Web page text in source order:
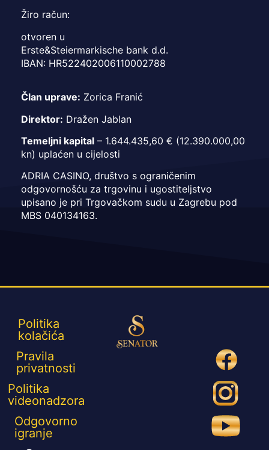
Žiro račun:
otvoren u
Erste&Steiermarkische bank d.d.
IBAN: HR522402006110002788
Član uprave: Zorica Franić
Direktor: Dražen Jablan
Temeljni kapital – 1.644.435,60 € (12.390.000,00
kn) uplaćen u cijelosti
ADRIA CASINO, društvo s ograničenim
odgovornošću za trgovinu i ugostiteljstvo
upisano je pri Trgovačkom sudu u Zagrebu pod
MBS 040134163.
Politika
kolačića
Pravila
privatnosti
Politika
videonadzora
Odgovorno
igranje